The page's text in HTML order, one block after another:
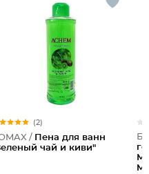
(2)
/ Пена для ванн
чай и киви"